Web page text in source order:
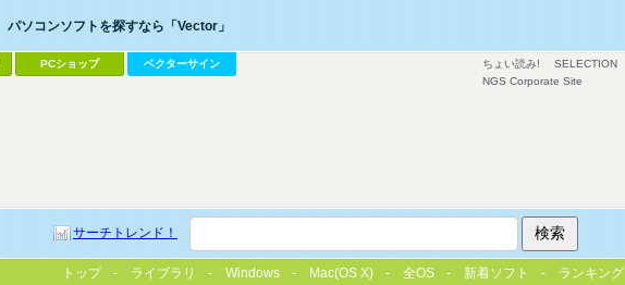
ちょい読み! SELECTION
NGS Corporate Site
パソコンソフトを探すなら「Vector」
PCショップ ベクターサイン
サーチトレンド！
トップ ライブラリ Windows Mac(OS X) 全OS 新着ソフト ランキング